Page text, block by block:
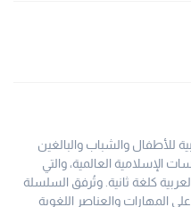
للأطفال والشباب والبالغين
الإسلامية العالمية، والتي
كلغة ثانية. وتُرفق السلسلة
المهارات والعناصر اللغوية